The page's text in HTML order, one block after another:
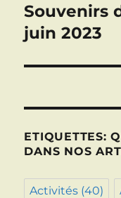
Publication
suivante :
Souvenirs
juin 2023
ETIQUETTES:
DANS NOS
Activités (40)